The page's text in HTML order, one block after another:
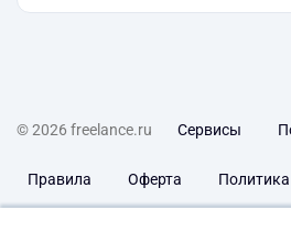
© 2026 freelance.ru Сервисы
Правила Оферта